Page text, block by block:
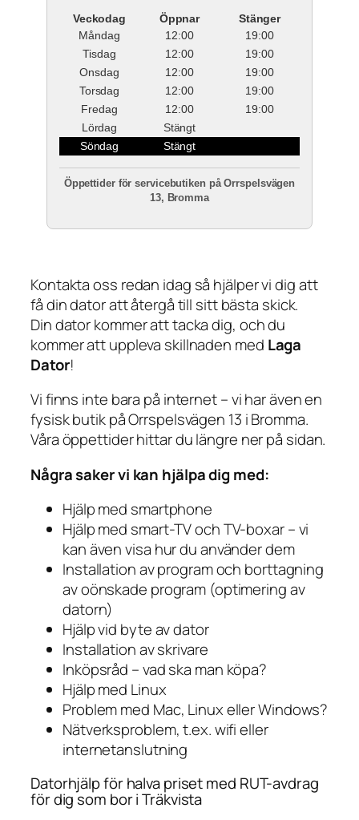
Veckodag Öppnar
Stänger
Måndag
12:00
19:00
Tisdag
12:00
19:00
Onsdag
12:00
19:00
Torsdag
12:00
19:00
Fredag
12:00
19:00
Lördag
Stängt
Söndag
Stängt
Öppettider för servicebutiken på Orrspelsvägen
13, Bromma
Kontakta oss redan idag så hjälper vi dig att
få din dator att återgå till sitt bästa skick.
Din dator kommer att tacka dig, och du
kommer att uppleva skillnaden med Laga
Dator!
Vi finns inte bara på internet – vi har även en
fysisk butik på Orrspelsvägen 13 i Bromma.
Våra öppettider hittar du längre ner på sidan.
Några saker vi kan hjälpa dig med:
Hjälp med smartphone
Hjälp med smart-TV och TV-boxar – vi
kan även visa hur du använder dem
Installation av program och borttagning
av oönskade program (optimering av
datorn)
Hjälp vid byte av dator
Installation av skrivare
Inköpsråd – vad ska man köpa?
Hjälp med Linux
Problem med Mac, Linux eller Windows?
Nätverksproblem, t.ex. wifi eller
internetanslutning
Datorhjälp för halva priset med RUT-avdrag
för dig som bor i Träkvista